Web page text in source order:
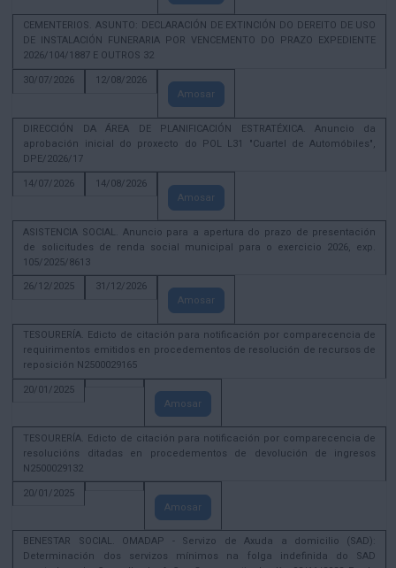
CEMENTERIOS. ASUNTO: DECLARACIÓN DE EXTINCIÓN DO DEREITO DE USO
DE INSTALACIÓN FUNERARIA POR VENCEMENTO DO PRAZO EXPEDIENTE
2026/104/1887 E OUTROS 32
30/07/2026
12/08/2026
Amosar
DIRECCIÓN DA ÁREA DE PLANIFICACIÓN ESTRATÉXICA. Anuncio da
aprobación inicial do proxecto do POL L31 "Cuartel de Automóbiles",
DPE/2026/17
14/07/2026
14/08/2026
Amosar
ASISTENCIA SOCIAL. Anuncio para a apertura do prazo de presentación
de solicitudes de renda social municipal para o exercicio 2026, exp.
105/2025/8613
26/12/2025
31/12/2026
Amosar
TESOURERÍA. Edicto de citación para notificación por comparecencia de
requirimentos emitidos en procedementos de resolución de recursos de
reposición N2500029165
20/01/2025
Amosar
TESOURERÍA. Edicto de citación para notificación por comparecencia de
resolucións ditadas en procedementos de devolución de ingresos
N2500029132
20/01/2025
Amosar
BENESTAR SOCIAL. OMADAP - Servizo de Axuda a domicilio (SAD):
Determinación dos servizos mínimos na folga indefinida do SAD